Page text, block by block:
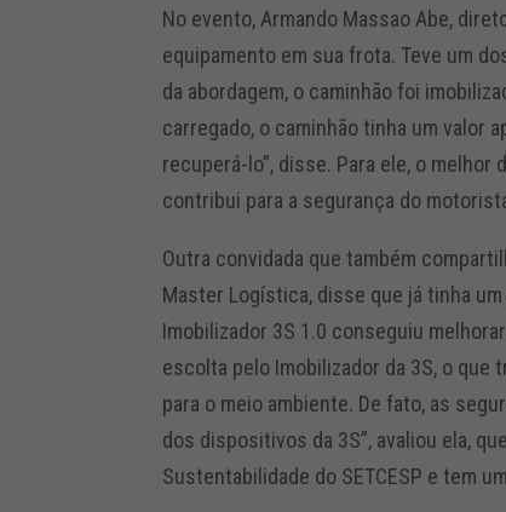
No evento, Armando Massao Abe,
equipamento em sua frota. Teve um
da abordagem, o caminhão foi
carregado, o caminhão tinha um valor
recuperá-lo”, disse. Para ele, o
contribui para a segurança do
Outra convidada que também
Master Logística, disse que já tinha
Imobilizador 3S 1.0 conseguiu
escolta pelo Imobilizador da 3S, o
para o meio ambiente. De fato, as
dos dispositivos da 3S”, avaliou ela,
Sustentabilidade do SETCESP e tem